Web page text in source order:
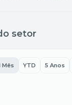
setor
Mês YTD 5 Anos